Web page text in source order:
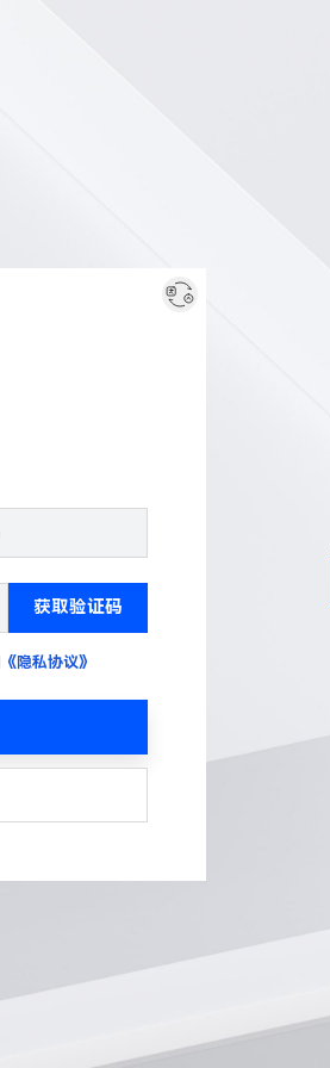
获取验证码
《隐私协议》